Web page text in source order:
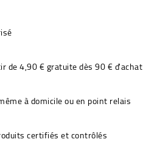
de 4,90 € gratuite dès 90 € d'achat
à domicile ou en point relais
certifiés et contrôlés